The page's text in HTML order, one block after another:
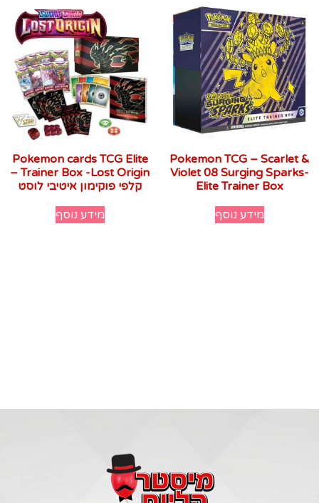
Pokemon TCG – Scarlet &
Violet 08 Surging Sparks-
Elite Trainer Box
מידע נוסף
Pokemon cards TCG Elite
Trainer Box -Lost Origin –
קלפי פוקימון איטיבי לוסט
מידע נוסף